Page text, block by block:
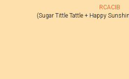
RCACIB
(Sugar Tittle Tattle + Happy